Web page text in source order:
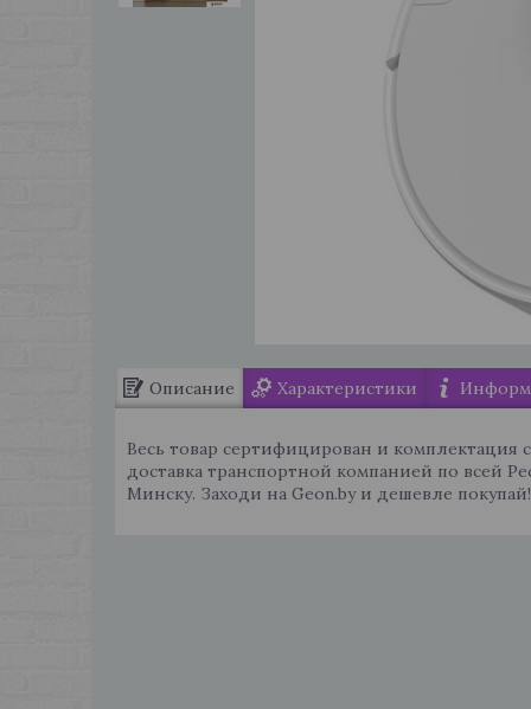
Описание Характеристики
Весь товар сертифицирован и комплектация
доставка транспортной компанией по всей
Минску. Заходи на Geon.by и дешевле покупай!